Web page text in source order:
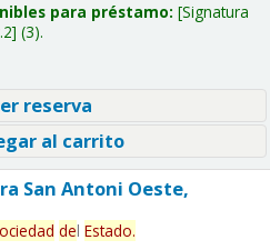
para préstamo: Signatura
(3).
reserva
al carrito
San Antoni Oeste,
del Estado.